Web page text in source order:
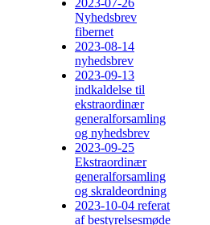
Nyhedsbrev
fibernet
2023-08-14
nyhedsbrev
2023-09-13
indkaldelse til
ekstraordinær
generalforsamling
og nyhedsbrev
2023-09-25
Ekstraordinær
generalforsamling
og skraldeordning
2023-10-04 referat
af bestyrelsesmøde